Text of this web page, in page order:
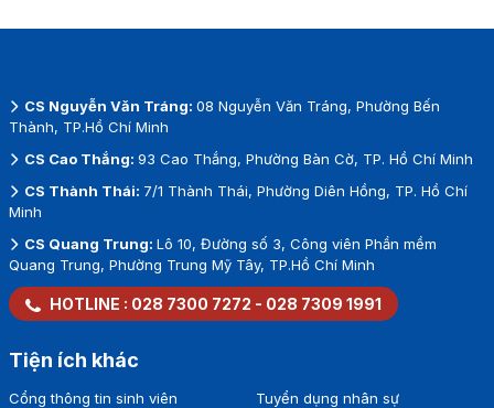
CS Nguyễn Văn Tráng: 08 Nguyễn Văn Tráng, Phường Bến
Thành, TP.Hồ Chí Minh
CS Cao Thắng: 93 Cao Thắng, Phường Bàn Cờ, TP. Hồ Chí Minh
CS Thành Thái: 7/1 Thành Thái, Phường Diên Hồng, TP. Hồ Chí
Minh
CS Quang Trung: Lô 10, Đường số 3, Công viên Phần mềm
Quang Trung, Phường Trung Mỹ Tây, TP.Hồ Chí Minh
HOTLINE : 028 7300 7272 - 028 7309 1991
Tiện ích khác
Cổng thông tin sinh viên Tuyển dụng nhân sự